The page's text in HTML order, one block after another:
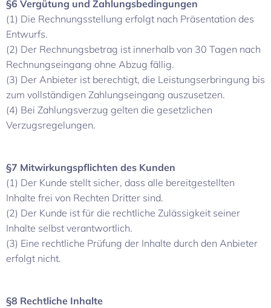
§6 Vergütung und Zahlungsbedingungen
(1) Die Rechnungsstellung erfolgt nach Präsentation des
Entwurfs.
(2) Der Rechnungsbetrag ist innerhalb von 30 Tagen nach
Rechnungseingang ohne Abzug fällig.
(3) Der Anbieter ist berechtigt, die Leistungserbringung bis
zum vollständigen Zahlungseingang auszusetzen.
(4) Bei Zahlungsverzug gelten die gesetzlichen
Verzugsregelungen.
§7 Mitwirkungspflichten des Kunden
(1) Der Kunde stellt sicher, dass alle bereitgestellten
Inhalte frei von Rechten Dritter sind.
(2) Der Kunde ist für die rechtliche Zulässigkeit seiner
Inhalte selbst verantwortlich.
(3) Eine rechtliche Prüfung der Inhalte durch den Anbieter
erfolgt nicht.
§8 Rechtliche Inhalte